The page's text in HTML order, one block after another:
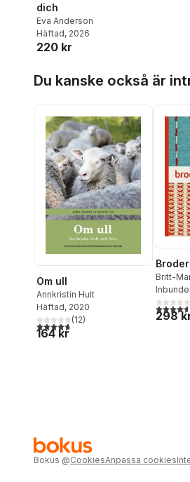
dich
Eva Anderson
Häftad, 2026
220 kr
Du kanske också är
Om ull
Annkristin Hult
Häftad, 2020
4,7utav 5 stjärnor. Totalt antal röster:
(12)
164 kr
Britt-
4,6utav
298
Bokus @CookiesAnpassa cookies